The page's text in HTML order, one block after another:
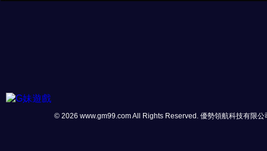
© 2026 www.gm99.com All Rights Reserved. 優勢領航科技有限公